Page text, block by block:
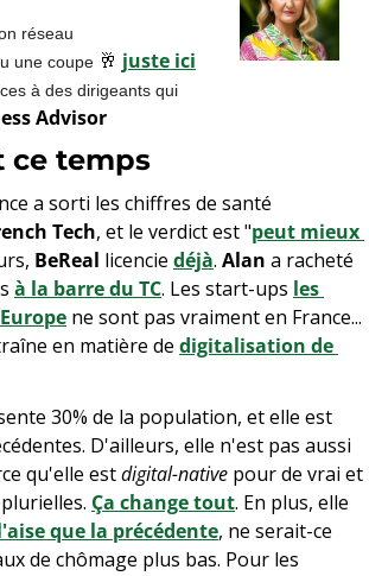
réseau
une coupe 🥂 juste ici
à des dirigeants qui
Advisor
ce temps
a sorti les chiffres de santé
Tech, et le verdict est "peut mieux
BeReal licencie déjà. Alan
à la barre du TC. Les start-ups les
ne sont pas vraiment en France...
en matière de digitalisation de
30% de la population, et elle est
D'ailleurs, elle n'est pas aussi
qu'elle est digital-native pour de vrai et
Ça change tout. En plus, elle
que la précédente, ne serait-ce
de chômage plus bas. Pour les